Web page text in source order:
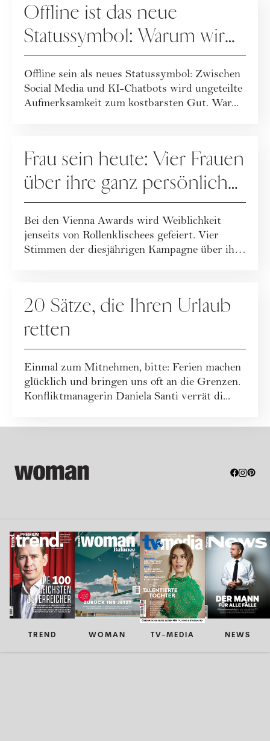
Offline ist das neue
Statussymbol: Warum wir
wieder mehr leben statt
posten
Offline sein als neues Statussymbol: Zwischen
Social Media und KI-Chatbots wird ungeteilte
Aufmerksamkeit zum kostbarsten Gut. War...
Frau sein heute: Vier Frauen
über ihre ganz persönliche
Definition
Bei den Vienna Awards wird Weiblichkeit
jenseits von Rollenklischees gefeiert. Vier
Stimmen der diesjährigen Kampagne über ihre
20 Sätze, die Ihren Urlaub
retten
Einmal zum Mitnehmen, bitte: Ferien machen
glücklich und bringen uns oft an die Grenzen.
Konfliktmanagerin Daniela Santi verrät di...
TREND WOMAN TV-MEDIA NEWS